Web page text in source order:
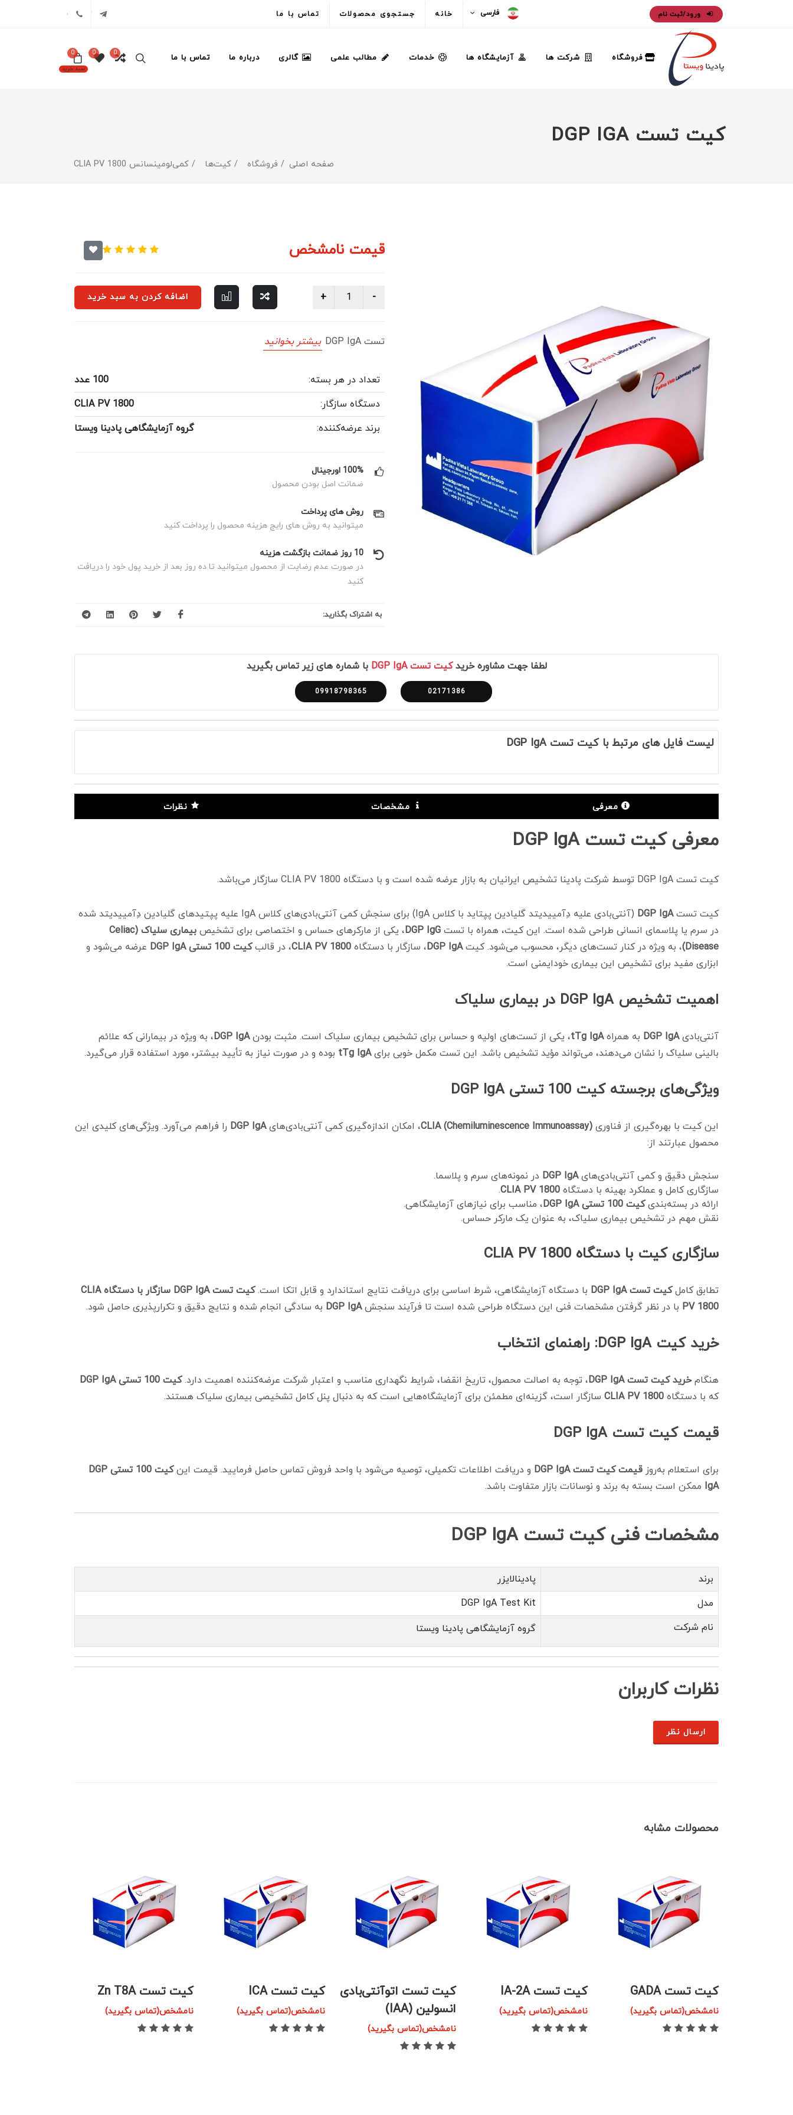
ورود/ثبت نام فارسی خانه جستجوی محصولات تماس با ما تلگرام
0
0
سبد خرید
0 فروشگاه شرکت ها آزمایشگاه ها خدمات مطالب علمی گالری درباره ما تماس با ما
کیت تست DGP IGA
صفحه اصلی فروشگاه کیت‌ها کمی‌لومینسانس CLIA PV 1800
قیمت نامشخص
اضافه کردن به سبد خرید
تست DGP IgA بیشتر بخوانید
تعداد در هر بسته:
100 عدد
دستگاه سازگار:
CLIA PV 1800
برند عرضه‌کننده:
گروه آزمایشگاهی پادینا ویستا
100% اورجینال
ضمانت اصل بودن محصول
روش های پرداخت
میتوانید به روش های رایج هزینه محصول را پرداخت کنید
10 روز ضمانت بازگشت هزینه
در صورت عدم رضایت از محصول میتوانید تا ده روز بعد از خرید پول خود را دریافت
کنید
به اشتراک بگذارید:
لطفا جهت مشاوره خریدکیت تست DGP IgA با شماره های زیر تماس بگیرید
02171386
09918798365
لیست فایل های مرتبط با کیت تست DGP IgA
معرفی مشخصات نظرات
معرفی کیت تست DGP IgA
کیت تست DGP IgA توسط شرکت پادینا تشخیص ایرانیان به بازار عرضه شده است و با دستگاه CLIA PV 1800 سازگار می‌باشد.
کیت تستDGP IgA
(آنتی‌بادی علیه دِآمییدیتد گلیادین پپتاید با کلاس IgA) برای سنجش کمی آنتی‌بادی‌های کلاس IgA علیه پپتیدهای گلیادین دِآمییدیتد شده
در سرم یا پلاسمای انسانی طراحی شده است. این کیت، همراه با تست DGP IgG، یکی از مارکرهای حساس و اختصاصی برای تشخیص
بیماری سلیاک (Celiac
Disease) ، به ویژه در کنار تست‌های دیگر، محسوب می‌شود. کیتDGP IgA، سازگار با دستگاه CLIA PV 1800، در قالبکیت 100 تستی DGP IgA
عرضه می‌شود و
ابزاری مفید برای تشخیص این بیماری خودایمنی است.
اهمیت تشخیص DGP IgA در بیماری سلیاک
آنتی‌بادیDGP IgA به همراهtTg IgA، یکی از تست‌های اولیه و حساس برای تشخیص بیماری سلیاک است. مثبت بودنDGP IgA، به ویژه در بیمارانی که علائم
بالینی سلیاک را نشان می‌دهند، می‌تواند مؤید تشخیص باشد. این تست مکمل خوبی برایtTg IgA بوده و در صورت نیاز به تأیید بیشتر، مورد استفاده قرار می‌گیرد.
ویژگی‌های برجسته کیت 100 تستی DGP IgA
این کیت با بهره‌گیری از فناوری CLIA (Chemiluminescence Immunoassay)، امکان اندازه‌گیری کمی آنتی‌بادی‌هایDGP IgA را فراهم می‌آورد. ویژگی‌های کلیدی این
محصول عبارتند از:
سنجش دقیق و کمی آنتی‌بادی‌هایDGP IgA در نمونه‌های سرم و پلاسما.
سازگاری کامل و عملکرد بهینه با دستگاه CLIA PV 1800
.
ارائه در بسته‌بندیکیت 100 تستی DGP IgA
، مناسب برای نیازهای آزمایشگاهی.
نقش مهم در تشخیص بیماری سلیاک، به عنوان یک مارکر حساس.
سازگاری کیت با دستگاه CLIA PV 1800
تطابق کاملکیت تست DGP IgA با دستگاه آزمایشگاهی، شرط اساسی برای دریافت نتایج استاندارد و قابل اتکا است.
کیت تست DGP IgA سازگار با دستگاه CLIA
PV 1800 با در نظر گرفتن مشخصات فنی این دستگاه طراحی شده است تا فرآیند سنجشDGP IgA به سادگی انجام شده و نتایج دقیق و تکرارپذیری حاصل شود.
خرید کیت DGP IgA: راهنمای انتخاب
هنگامخرید کیت تست DGP IgA ، توجه به اصالت محصول، تاریخ انقضا، شرایط نگهداری مناسب و اعتبار شرکت عرضه‌کننده اهمیت دارد.کیت 100 تستی DGP IgA
که با دستگاه CLIA PV 1800 سازگار است، گزینه‌ای مطمئن برای آزمایشگاه‌هایی است که به دنبال پنل کامل تشخیصی بیماری سلیاک هستند.
قیمت کیت تست DGP IgA
برای استعلام به‌روز قیمت کیت تست DGP IgA و دریافت اطلاعات تکمیلی، توصیه می‌شود با واحد فروش تماس حاصل فرمایید. قیمت این
کیت 100 تستی DGP
IgA ممکن است بسته به برند و نوسانات بازار متفاوت باشد.
مشخصات فنی کیت تست DGP IgA
برند
پادینالایزر
مدل
DGP IgA Test Kit
نام شرکت
گروه آزمایشگاهی پادینا ویستا
نظرات کاربران
ارسال نظر
محصولات مشابه
کیت تست GADA
نامشخص(تماس بگیرید)
کیت تست IA-2A
نامشخص(تماس بگیرید)
کیت تست اتوآنتی‌بادی
انسولین (IAA)
نامشخص(تماس بگیرید)
کیت تست ICA
نامشخص(تماس بگیرید)
کیت تست Zn T8A
نامشخص(تماس بگیرید)